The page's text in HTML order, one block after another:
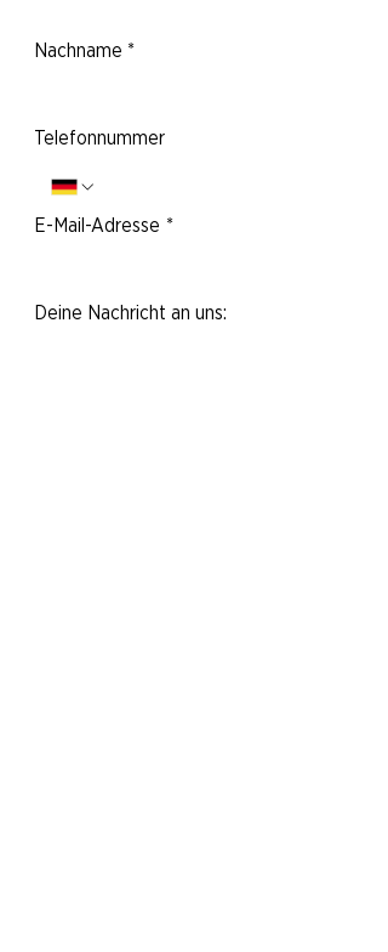
Nachname *
Telefonnummer
E-Mail-Adresse *
Deine Nachricht an uns: